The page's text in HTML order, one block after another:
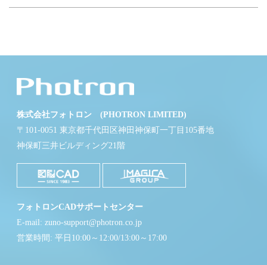
株式会社フォトロン (PHOTRON LIMITED)
〒101-0051 東京都千代田区神田神保町一丁目105番地
神保町三井ビルディング21階
フォトロンCADサポートセンター
E-mail: zuno-support@photron.co.jp
営業時間: 平日10:00～12:00/13:00～17:00